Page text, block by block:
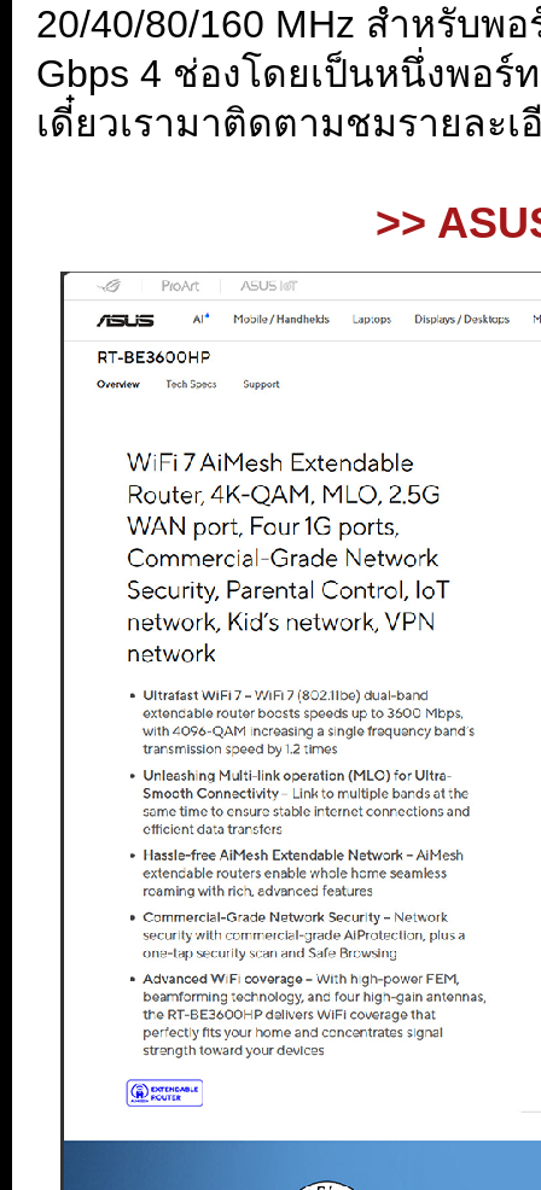
20/40/80/160 MHz สำหรับพ
Gbps 4 ช่องโดยเป็นหนึ่งพอร์
เดี๋ยวเรามาติดตามชมรายละเ
>>